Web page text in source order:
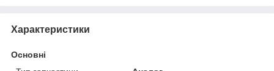
Характеристики
Основні